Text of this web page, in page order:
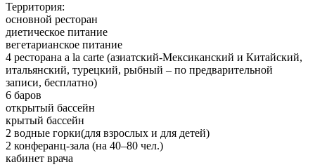
Территория:
основной ресторан
диетическое питание
вегетарианское питание
4 ресторана а la carte (азиатский-Мексиканский и Китайский,
итальянский, турецкий, рыбный – по предварительной
записи, бесплатно)
6 баров
открытый бассейн
крытый бассейн
2 водные горки(для взрослых и для детей)
2 конферанц-зала (на 40–80 чел.)
кабинет врача